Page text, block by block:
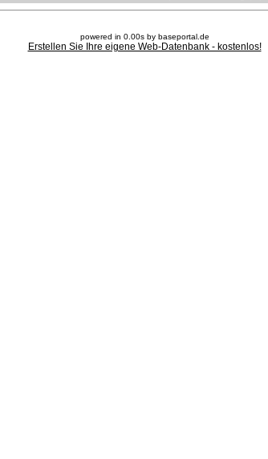
powered in 0.00s by baseportal.de
Erstellen Sie Ihre eigene Web-Datenbank - kostenlos!